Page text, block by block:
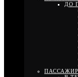
ДО